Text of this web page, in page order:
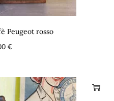
Peugeot rosso
€